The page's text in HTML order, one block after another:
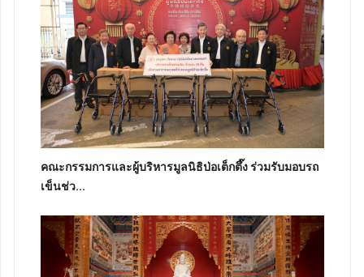
คณะกรรมการและผู้บริหารมูลนิธิป่อเต็กตึ๊ง ร่วมรับมอบรถ
เข็นช่ว...